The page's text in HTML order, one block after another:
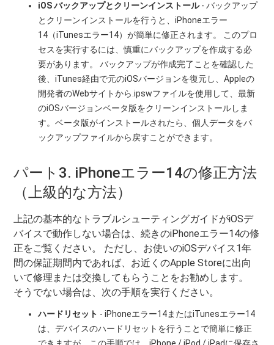
iOS バックアップとクリーンインストール- バックアップ
とクリーンインストールを行うと、iPhoneエラー
14（iTunesエラー14）が簡単に修正されます。 このプロ
セスを実行するには、慎重にバックアップを作成する必
要があります。 バックアップが作成完了ことを確認した
後、iTunes経由で元のiOSバージョンを復元し、Appleの
開発者のWebサイトから.ipswファイルを使用して、最新
のiOSバージョンベータ版をクリーンインストールしま
す。ベータ版がインストールされたら、個人データをバ
ックアップファイルから戻すことができます。
パート3. iPhoneエラー14の修正方法
（上級的な方法）
上記の基本的なトラブルシューティングガイドがiOSデ
バイスで動作しない場合は、続きのiPhoneエラー14の修
正をご覧ください。 ただし、お使いのiOSデバイス1年
間の保証期間内であれば、お近くのApple Storeに出向
いて修理または交換してもらうことをお勧めします。
そうでない場合は、次の手順を実行ください。
ハードリセット - iPhoneエラー14またはiTunesエラー14
は、デバイスのハードリセットを行うことで簡単に修正